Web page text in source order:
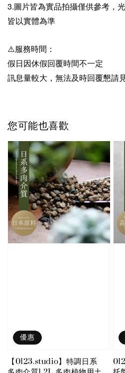
3.圖片皆為實品拍攝僅供參考，
皆以實體為準
⚠️服務時間：
假日因休假回覆時間不一定
訊息量較大，無法及時回覆懇請
您可能也喜歡
優惠
【0123.studio】特調日系